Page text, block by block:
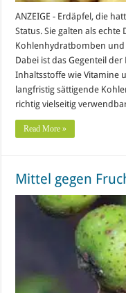
ANZEIGE - Erdäpfel, die
Status. Sie galten als
Kohlenhydratbomben und
Dabei ist das Gegenteil
Inhaltsstoffe wie Vitamine
langfristig sättigende
richtig vielseitig
Read More »
Mittel gegen